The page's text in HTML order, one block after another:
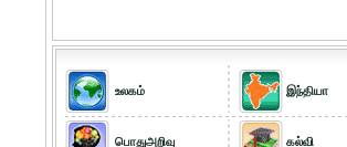
உலகம்
பொதுஅறிவு
இந்தியா
கல்வி